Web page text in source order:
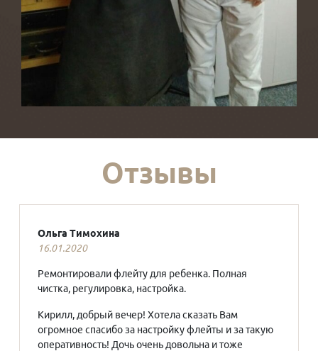
Отзывы
Ольга Тимохина
16.01.2020
Ремонтировали флейту для ребенка. Полная
чистка, регулировка, настройка.
Кирилл, добрый вечер! Хотела сказать Вам
огромное спасибо за настройку флейты и за такую
оперативность! Дочь очень довольна и тоже